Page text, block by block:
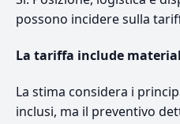
possono incidere sulla
La tariffa include
La stima considera i
inclusi, ma il preventivo